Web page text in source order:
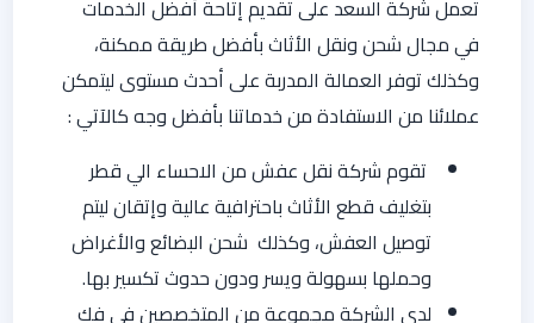
تعمل شركة السعد على تقديم إتاحة أفضل الخدمات
في مجال شحن ونقل الأثاث بأفضل طريقة ممكنة،
وكذلك توفر العمالة المدربة على أحدث مستوى ليتمكن
عملائنا من الاستفادة من خدماتنا بأفضل وجه كالآتي :
تقوم شركة نقل عفش من الاحساء الي قطر
بتغليف قطع الأثاث باحترافية عالية وإتقان ليتم
توصيل العفش، وكذلك شحن البضائع والأغراض
وحملها بسهولة ويسر ودون حدوث تكسير بها.
لدي الشركة مجموعة من المتخصصين في فك